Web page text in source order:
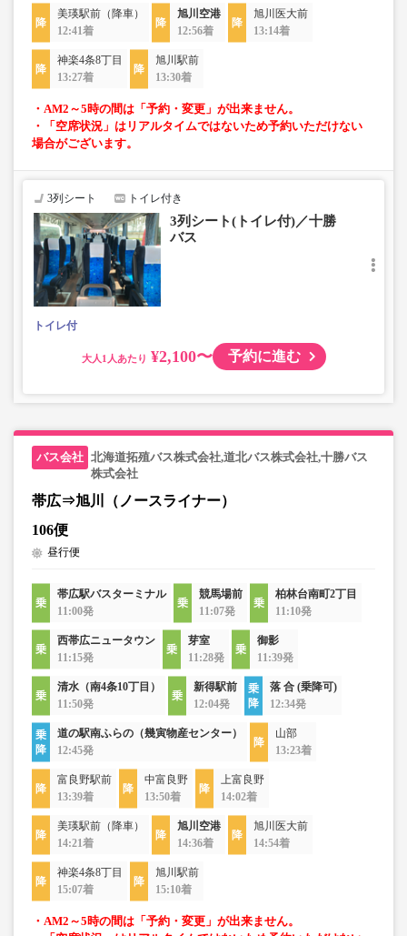
美瑛駅前（降車）
12:41着
旭川空港
12:56着
旭川医大前
13:14着
神楽4条8丁目
13:27着
旭川駅前
13:30着
・AM2～5時の間は「予約・変更」が出来ません。
・「空席状況」はリアルタイムではないため予約いただけない
場合がございます。
3列シート トイレ付き
3列シート(トイレ付)／十勝
バス
トイレ付
大人 ¥2,100〜 予約に進む
北海道拓殖バス株式会社,道北バス株式会社,十勝バス
株式会社
帯広⇒旭川（ノースライナー）
106便
昼行便
帯広駅バスターミナル
11:00発
競馬場前
11:07発
柏林台南町2丁目
11:10発
西帯広ニュータウン
11:15発
芽室
11:28発
御影
11:39発
清水（南4条10丁目）
11:50発
新得駅前
12:04発
落 合 (乗降可)
12:34発
道の駅南ふらの（幾寅物産センター）
12:45発
山部
13:23着
富良野駅前
13:39着
中富良野
13:50着
上富良野
14:02着
美瑛駅前（降車）
14:21着
旭川空港
14:36着
旭川医大前
14:54着
神楽4条8丁目
15:07着
旭川駅前
15:10着
・AM2～5時の間は「予約・変更」が出来ません。